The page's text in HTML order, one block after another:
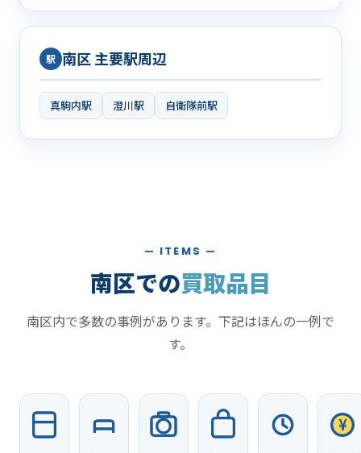
駅 南区 主要駅周辺
真駒内駅 澄川駅 自衛隊前駅
— ITEMS —
南区での買取品目
南区内で多数の事例があります。下記はほんの一例で
す。
¥